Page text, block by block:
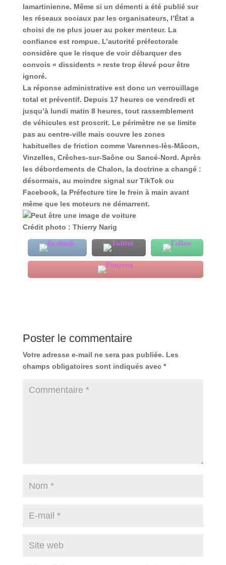
lamartinienne. Même si un démenti a été publié sur
les réseaux sociaux par les organisateurs, l’État a
choisi de ne plus jouer au poker menteur. La
confiance est rompue. L’autorité préfectorale
considère que le risque de voir débarquer des
convois « dissidents » reste trop élevé pour être
ignoré.
La réponse administrative est donc un verrouillage
total et préventif. Depuis 17 heures ce vendredi et
jusqu’à lundi matin 8 heures, tout rassemblement
de véhicules est proscrit. Le périmètre ne se limite
pas au centre-ville mais couvre les zones
habituelles de friction comme Varennes-lès-Mâcon,
Vinzelles, Crêches-sur-Saône ou Sancé-Nord. Après
les débordements de Chalon, la doctrine a changé :
désormais, au moindre signal sur TikTok ou
Facebook, la Préfecture tire le frein à main avant
même que les moteurs ne démarrent.
Crédit photo : Thierry Narig
Poster le commentaire
Votre adresse e-mail ne sera pas publiée. Les
champs obligatoires sont indiqués avec *